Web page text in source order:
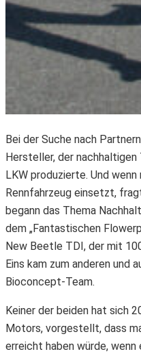
Bei der Suche nach
Hersteller, der
LKW produzierte. Und
Rennfahrzeug einsetzt,
begann das Thema
dem „Fantastischen
New Beetle TDI, der mit
Eins kam zum anderen und
Bioconcept-Team.
Keiner der beiden hat sich
Motors, vorgestellt, dass
erreicht haben würde,